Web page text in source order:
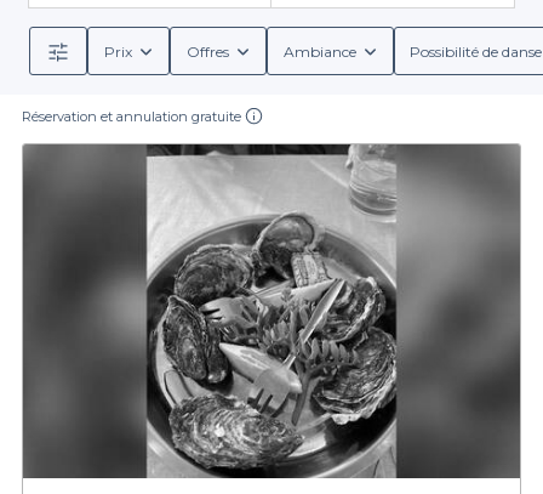
Prix Offres Ambiance Possibilité de
Réservation et annulation gratuite